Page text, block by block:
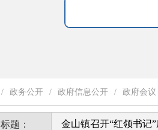
/ 政务公开 / 政府信息公开 / 政府会议
标题： 金山镇召开“红领书记